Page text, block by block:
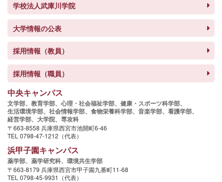
学校法人武庫川学院
大学情報の公表
採用情報（教員）
採用情報（職員）
中央キャンパス
文学部、 教育学部、 心理・社会福祉学部、 健康・スポーツ科学部、
生活環境学部、 社会情報学部、 食物栄養科学部、 音楽学部、 看護学部、
経営学部、 大学院、 専攻科
〒663-8558 兵庫県西宮市池開町6-46
TEL 0798-47-1212（代表）
浜甲子園キャンパス
薬学部、 薬学研究科、 環境共生学部
〒663-8179 兵庫県西宮市甲子園九番町11-68
TEL 0798-45-9931（代表）